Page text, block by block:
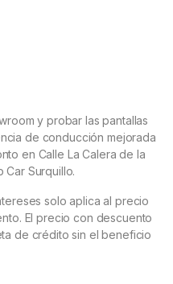
y probar las pantallas
de conducción mejorada
en Calle La Calera de la
Car Surquillo.
solo aplica al precio
El precio con descuento
de crédito sin el beneficio